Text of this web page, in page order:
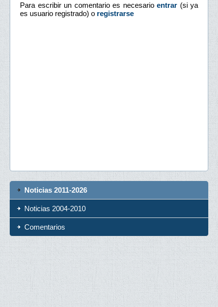
Para escribir un comentario es necesario entrar (si ya
es usuario registrado) o registrarse
Noticias 2011-2026
Noticias 2004-2010
Comentarios